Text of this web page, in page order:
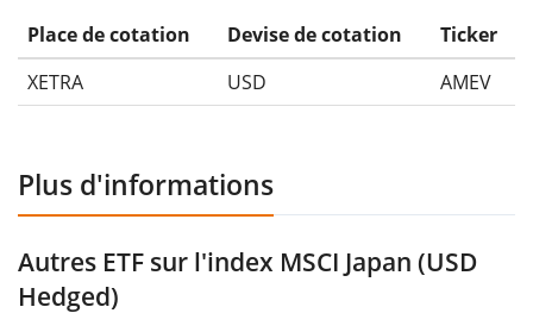
Place de cotation Devise de cotation
Ticker
XETRA
USD AMEV
Plus d'informations
Autres ETF sur l'index MSCI Japan (USD
Hedged)